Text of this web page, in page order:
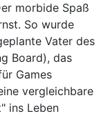
morbide Spaß
So wurde
Vater des
Board), das
Games
vergleichbare
ins Leben